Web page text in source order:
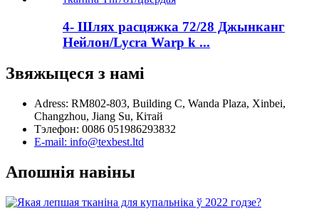
4- Шлях расцяжка 72/28 Джынканг
Нейлон/Lycra Warp k ...
Звяжыцеся з намі
Adress: RM802-803, Building C, Wanda Plaza, Xinbei,
Changzhou, Jiang Su, Кітай
Тэлефон: 0086 051986293832
E-mail: info@texbest.ltd
Апошнія навіны